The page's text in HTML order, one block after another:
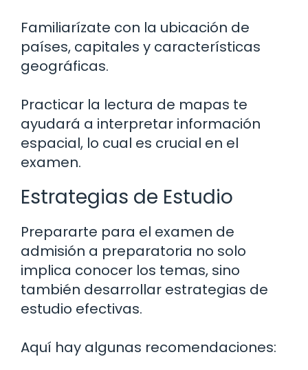
Familiarízate con la ubicación de
países, capitales y características
geográficas.
Practicar la lectura de mapas te
ayudará a interpretar información
espacial, lo cual es crucial en el
examen.
Estrategias de Estudio
Prepararte para el examen de
admisión a preparatoria no solo
implica conocer los temas, sino
también desarrollar estrategias de
estudio efectivas.
Aquí hay algunas recomendaciones: